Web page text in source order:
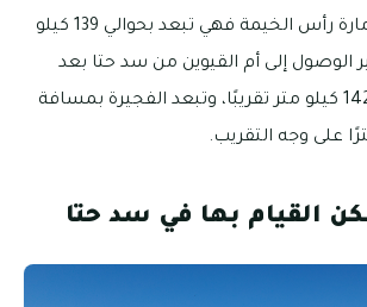
وبالنسبة إلى إمارة رأس الخيمة فهي تبعد بحوالي 139 كيلو
الوصول إلى أم القيوين من سد حتا بعد
قطع مسافة 142 كيلو متر تقريبًا، وتبعد الفجيرة بمسافة
على وجه التقريب.
القيام بها في سد حتا